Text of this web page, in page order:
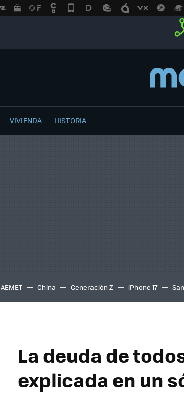
VIVIENDA HISTORIA
AEMET China Generación Z iPhone 17
La deuda de
explicada en un